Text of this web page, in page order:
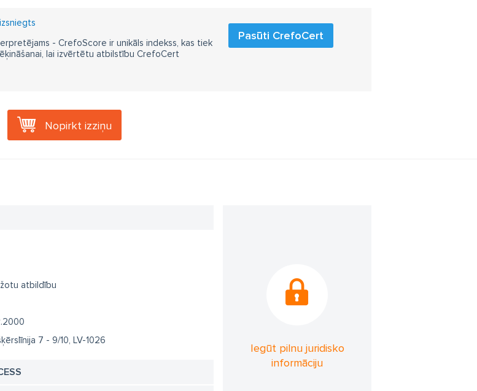
Pasūti CrefoCert
- CrefoScore ir unikāls indekss, kas tiek
lai izvērtētu atbilstību CrefoCert
Nopirkt izziņu
atbildību
7 - 9/10, LV-1026
Iegūt pilnu juridisko
informāciju